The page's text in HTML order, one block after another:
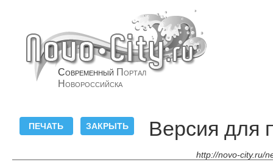
Современный Портал
Новороссийска
Версия для
http://novo-city.ru/